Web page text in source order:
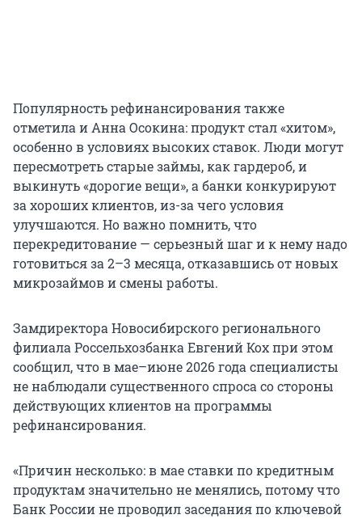
Популярность рефинансирования также
отметила и Анна Осокина: продукт стал «хитом»,
особенно в условиях высоких ставок. Люди могут
пересмотреть старые займы, как гардероб, и
выкинуть «дорогие вещи», а банки конкурируют
за хороших клиентов, из-за чего условия
улучшаются. Но важно помнить, что
перекредитование — серьезный шаг и к нему надо
готовиться за 2–3 месяца, отказавшись от новых
микрозаймов и смены работы.
Замдиректора Новосибирского регионального
филиала Россельхозбанка Евгений Кох при этом
сообщил, что в мае–июне 2026 года специалисты
не наблюдали существенного спроса со стороны
действующих клиентов на программы
рефинансирования.
«Причин несколько: в мае ставки по кредитным
продуктам значительно не менялись, потому что
Банк России не проводил заседания по ключевой